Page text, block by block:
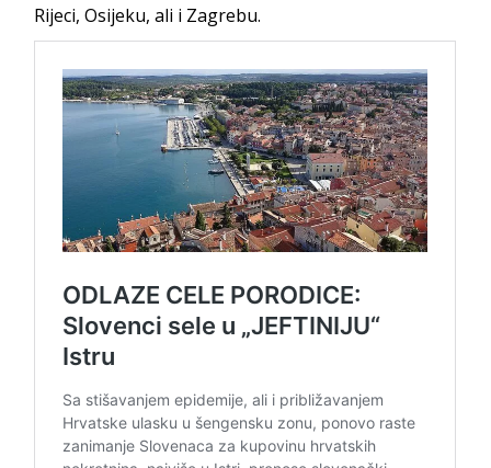
Rijeci, Osijeku, ali i Zagrebu.